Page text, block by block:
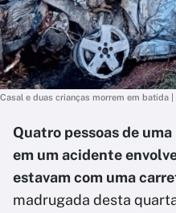
Casal e duas crianças morrem em batida
Quatro pessoas de
em um acidente
estavam com uma
madrugada desta